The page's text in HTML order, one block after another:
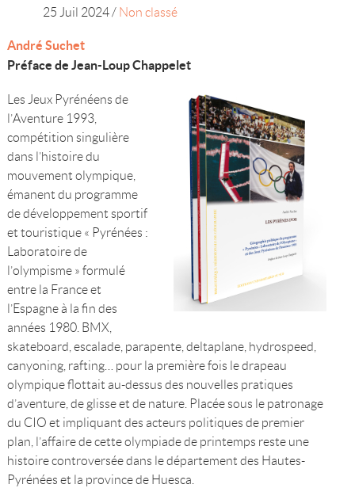
25 Juil 2024/ Non classé
André Suchet
Préface de Jean-Loup Chappelet
Les Jeux Pyrénéens de
l’Aventure 1993,
compétition singulière
dans l’histoire du
mouvement olympique,
émanent du programme
de développement sportif
et touristique « Pyrénées :
Laboratoire de
l’olympisme » formulé
entre la France et
l’Espagne à la fin des
années 1980. BMX,
skateboard, escalade, parapente, deltaplane, hydrospeed,
canyoning, rafting… pour la première fois le drapeau
olympique flottait au-dessus des nouvelles pratiques
d’aventure, de glisse et de nature. Placée sous le patronage
du CIO et impliquant des acteurs politiques de premier
plan, l’affaire de cette olympiade de printemps reste une
histoire controversée dans le département des Hautes-
Pyrénées et la province de Huesca.